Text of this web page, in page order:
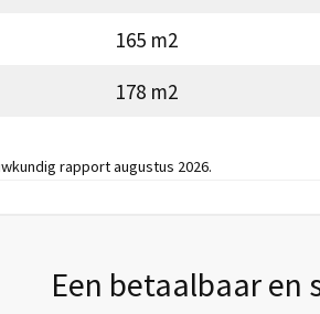
165 m2
178 m2
rapport augustus 2026.
Een betaalbaar en